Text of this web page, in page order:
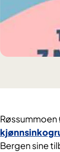
Bergen sine